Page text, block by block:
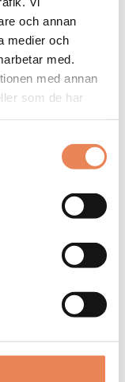
och annan
medier och
med.
med annan
som de har
& Spa